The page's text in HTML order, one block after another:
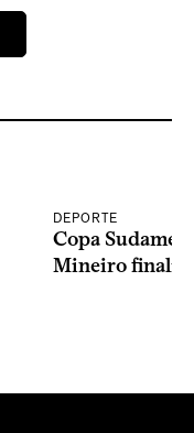
DEPORTE
Copa
Mineiro